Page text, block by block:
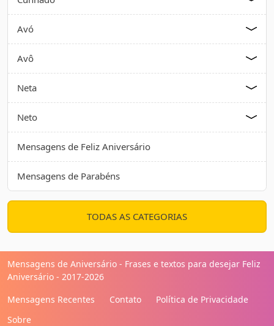
Avó
Avô
Neta
Neto
Mensagens de Feliz Aniversário
Mensagens de Parabéns
TODAS AS CATEGORIAS
Mensagens de Aniversário - Frases e textos para desejar Feliz
Aniversário - 2017-2026
Mensagens Recentes
Contato
Política de Privacidade
Sobre